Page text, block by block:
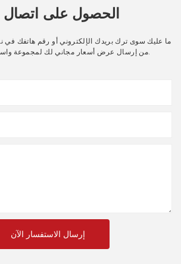
الحصول على اتصال
ما عليك سوى ترك بريدك الإلكتروني أو رقم هاتفك في
إرسال الاستفسار الآن